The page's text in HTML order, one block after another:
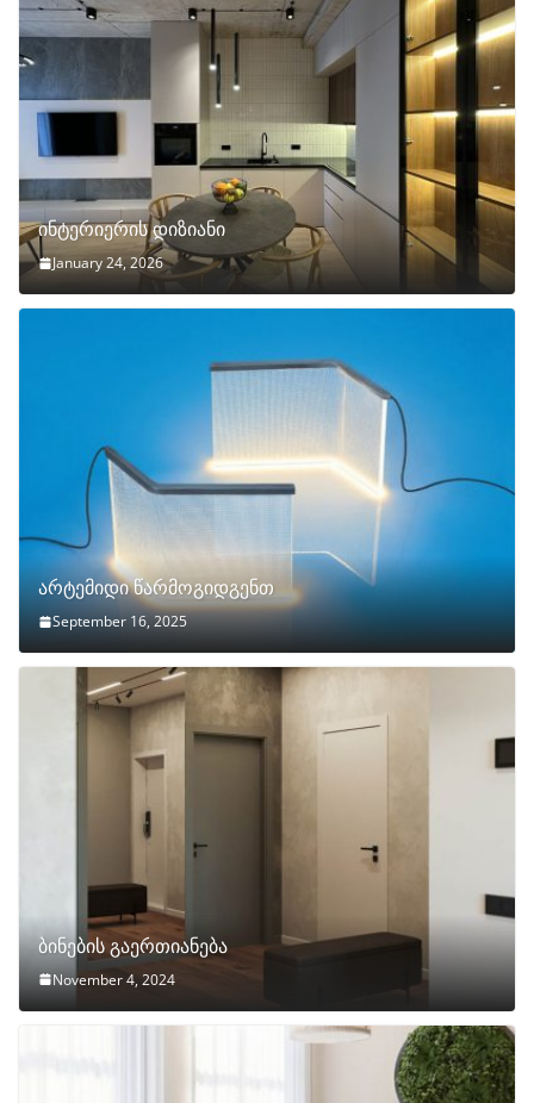
ინტერიერის დიზიანი
January 24, 2026
არტემიდი წარმოგიდგენთ
September 16, 2025
ბინების გაერთიანება
November 4, 2024